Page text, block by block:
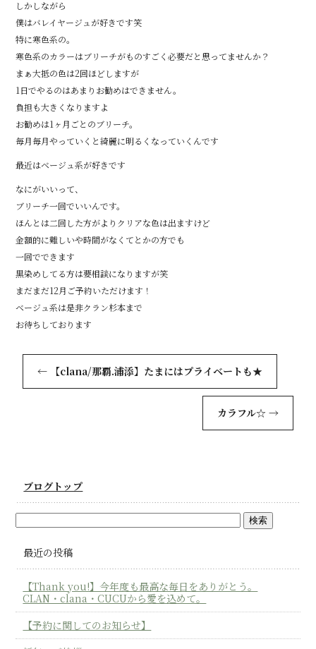
しかしながら
僕はバレイヤージュが好きです笑
特に寒色系の。
寒色系のカラーはブリーチがものすごく必要だと思ってませんか？
まぁ大抵の色は2回ほどしますが
1日でやるのはあまりお勧めはできません。
負担も大きくなりますよ
お勧めは1ヶ月ごとのブリーチ。
毎月毎月やっていくと綺麗に明るくなっていくんです
最近はベージュ系が好きです
なにがいいって、
ブリーチ一回でいいんです。
ほんとは二回した方がよりクリアな色は出ますけど
金額的に難しいや時間がなくてとかの方でも
一回でできます
黒染めしてる方は要相談になりますが笑
まだまだ12月ご予約いただけます！
ベージュ系は是非クラン杉本まで
お待ちしております
← 【clana/那覇.浦添】たまにはプライベートも★
カラフル☆ →
ブログトップ
最近の投稿
【Thank you!】今年度も最高な毎日をありがとう。
CLAN・clana・CUCUから愛を込めて。
【予約に関してのお知らせ】